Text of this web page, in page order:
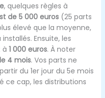
, quelques règles à
de 5 000 euros(25 parts
élevé que la moyenne,
Ensuite, les
à 1 000 euros. À noter
4 mois. Vos parts ne
du 1er jour du 5e mois
ce cap, les distributions